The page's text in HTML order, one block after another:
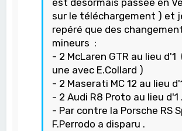
est désormais passée en
sur le téléchargement ) et
repéré que des
mineurs :
- 2 McLaren GTR au lieu
une avec E.Collard )
- 2 Maserati MC 12 au lieu
- 2 Audi R8 Proto au lieu d'1 .
- Par contre la Porsche RS
F.Perrodo a disparu .